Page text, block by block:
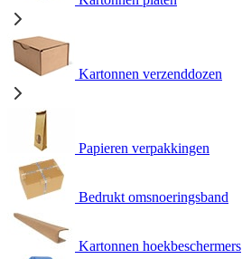
Kartonnen verzenddozen
Papieren verpakkingen
Bedrukt omsnoeringsband
Kartonnen hoekbeschermers